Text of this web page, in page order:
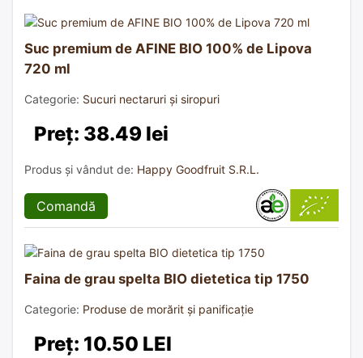
Suc premium de AFINE BIO 100% de Lipova
720 ml
Categorie: Sucuri nectaruri și siropuri
Preț: 38.49 lei
Produs și vândut de: Happy Goodfruit S.R.L.
Comandă
Faina de grau spelta BIO dietetica tip 1750
Categorie: Produse de morărit și panificație
Preț: 10.50 LEI